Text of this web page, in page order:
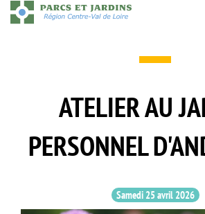
Aller
au
ATELIER AU
PERSONNEL
Samedi 25 avril 2026